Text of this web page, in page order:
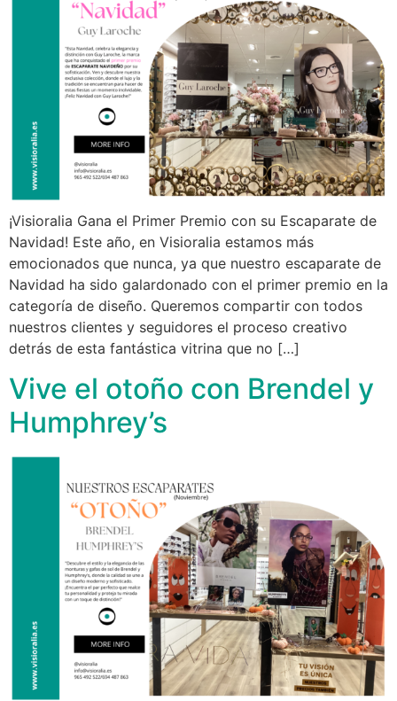
¡Visioralia Gana el Primer Premio con su Escaparate de
Navidad! Este año, en Visioralia estamos más
emocionados que nunca, ya que nuestro escaparate de
Navidad ha sido galardonado con el primer premio en la
categoría de diseño. Queremos compartir con todos
nuestros clientes y seguidores el proceso creativo
detrás de esta fantástica vitrina que no […]
Vive el otoño con Brendel y
Humphrey’s